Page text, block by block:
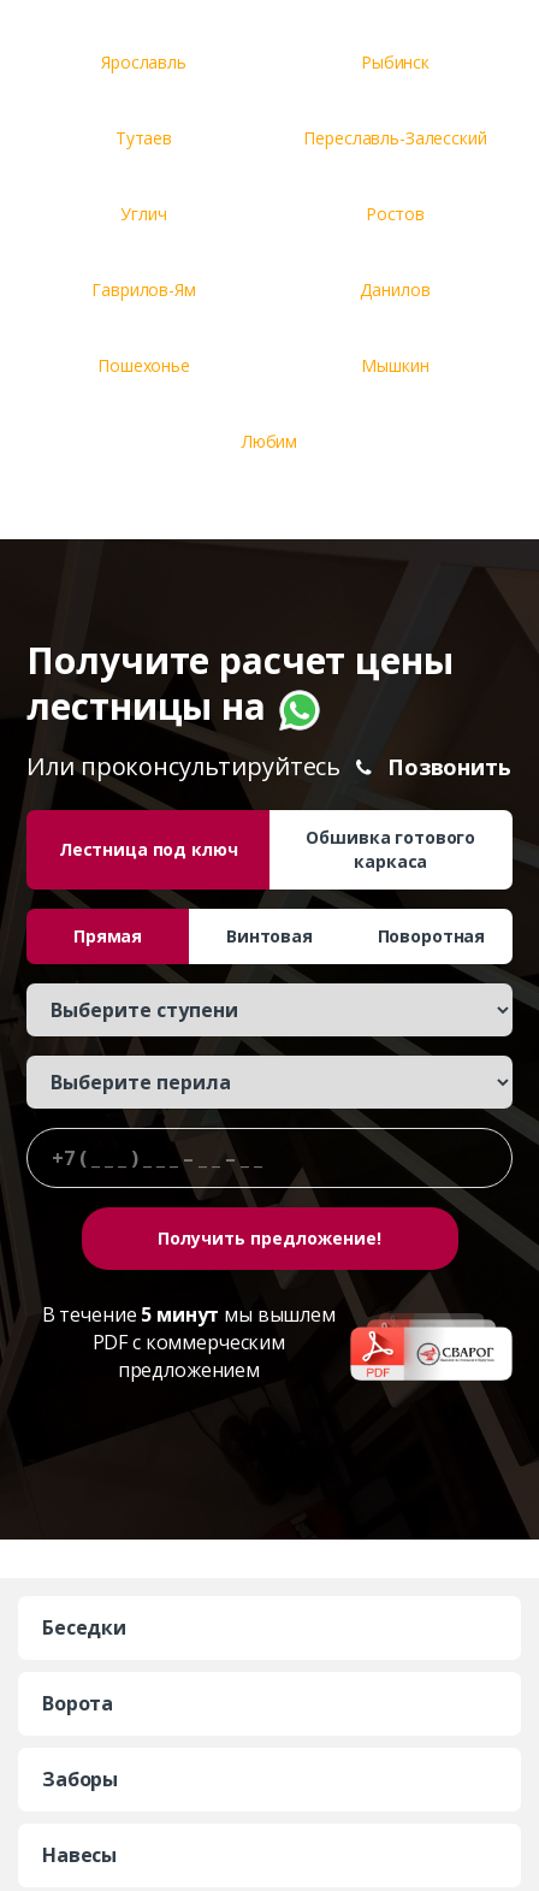
Ярославль Рыбинск
Тутаев Переславль-Залесский
Углич Ростов
Гаврилов-Ям Данилов
Пошехонье Мышкин
Любим
Получите расчет цены
лестницы на
Или проконсультируйтесь Позвонить
Лестница под ключ
Обшивка готового
каркаса
Прямая Винтовая Поворотная
В течение 5 минут мы вышлем
PDF с коммерческим
предложением
Беседки
Ворота
Заборы
Навесы